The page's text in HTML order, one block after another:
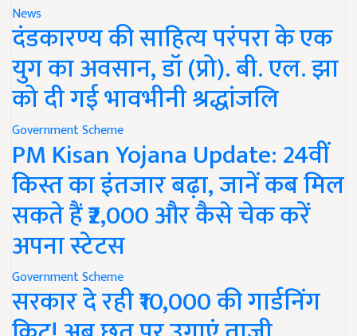
News
दंडकारण्य की साहित्य परंपरा के एक
युग का अवसान, डॉ (प्रो). बी. एल. झा
को दी गई भावभीनी श्रद्धांजलि
Government Scheme
PM Kisan Yojana Update: 24वीं
किस्त का इंतजार बढ़ा, जानें कब मिल
सकते हैं ₹2,000 और कैसे चेक करें
अपना स्टेटस
Government Scheme
सरकार दे रही ₹10,000 की गार्डनिंग